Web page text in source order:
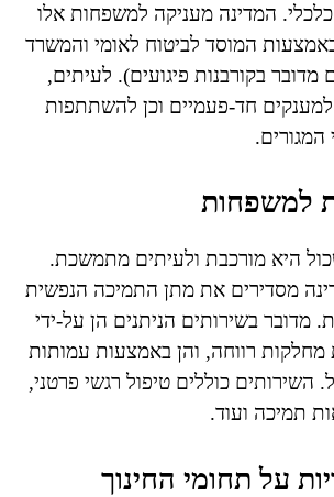
המדינה מעניקה למשפחות אלו
המוסד לביטוח לאומי והמשרד
מדובר בקורבנות פיגועים). לעיתים,
חד-פעמיים וכן להשתתפות
המגורים.
למשפחות
היא מורכבת ולעיתים מתמשכת.
מסדירים את מתן התמיכה הנפשית
מדובר בשירותים הניתנים הן על-ידי
רווחה, והן באמצעות עמותות
השירותים כוללים טיפול רגשי פרטני,
תמיכה ועוד.
על תחומי החינוך